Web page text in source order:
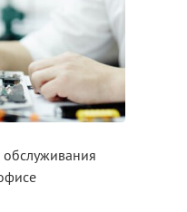
обслуживания